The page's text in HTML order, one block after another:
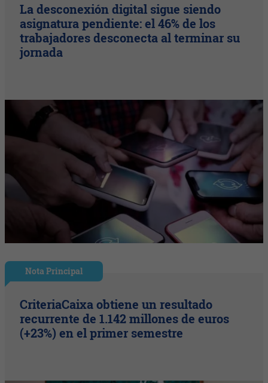
La desconexión digital sigue siendo
asignatura pendiente: el 46% de los
trabajadores desconecta al terminar su
jornada
Nota Principal
CriteriaCaixa obtiene un resultado
recurrente de 1.142 millones de euros
(+23%) en el primer semestre